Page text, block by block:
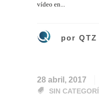
vídeo en...
por
28 abril, 2017
SIN